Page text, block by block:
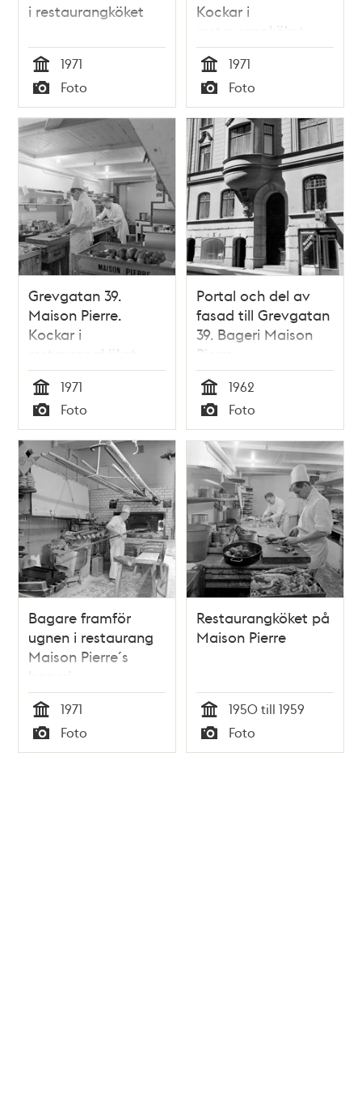
i restaurangköket
Tid
1971
Typ
Foto
Kockar i
restaurangköket
Tid
1971
Typ
Foto
Grevgatan 39.
Maison Pierre.
Kockar i
restaurangköket
Tid
1971
Typ
Foto
Portal och del av
fasad till Grevgatan
39. Bageri Maison
Pierre
Tid
1962
Typ
Foto
Bagare framför
ugnen i restaurang
Maison Pierre´s
bageri
Tid
1971
Typ
Foto
Restaurangköket på
Maison Pierre
Tid
1950 till 1959
Typ
Foto